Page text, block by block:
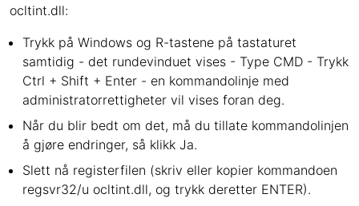
ocltint.dll:
Trykk på Windows og R-tastene på tastaturet
samtidig - det rundevinduet vises - Type CMD - Trykk
Ctrl + Shift + Enter - en kommandolinje med
administratorrettigheter vil vises foran deg.
Når du blir bedt om det, må du tillate kommandolinjen
å gjøre endringer, så klikk Ja.
Slett nå registerfilen (skriv eller kopier kommandoen
regsvr32/u ocltint.dll, og trykk deretter ENTER).